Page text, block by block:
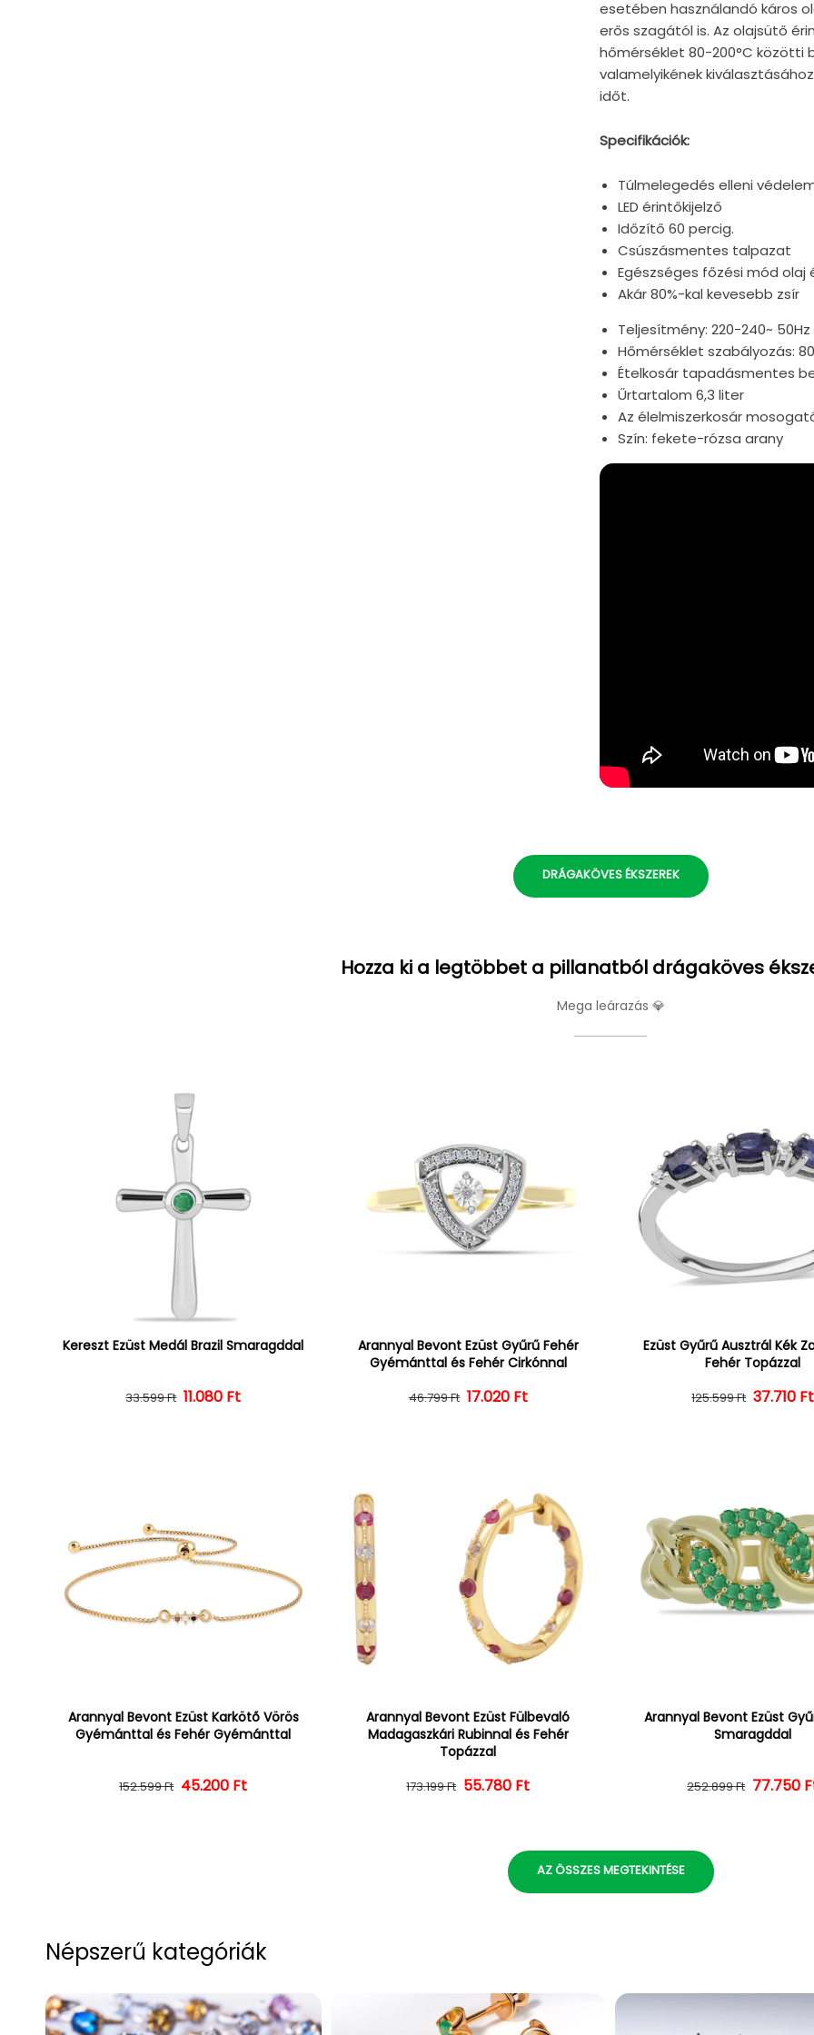
esetében használandó káros
erős szagától is. Az olajsütő
hőmérséklet 80-200°C közötti
valamelyikének
időt.
Specifikációk:
Túlmelegedés elleni
LED érintőkijelző
Időzítő 60 percig.
Csúszásmentes talpazat
Egészséges főzési mód olaj
Akár 80%-kal kevesebb zsír
Teljesítmény: 220-240~ 50Hz
Hőmérséklet szabályozás:
Ételkosár tapadásmentes
Űrtartalom 6,3 liter
Az élelmiszerkosár
Szín: fekete-rózsa arany
DRÁGAKÖVES ÉKSZEREK
Hozza ki a legtöbbet a pillanatból drágaköves
Mega leárazás 💎
Kereszt Ezüst Medál Brazil Smaragddal
Normál ár
33.599 Ft Kedvezményes ár
11.080 Ft
Arannyal Bevont Ezüst Gyűrű Fehér
Gyémánttal és Fehér Cirkónnal
Normál ár
46.799 Ft Kedvezményes ár
17.020 Ft
Ezüst Gyűrű Ausztrál Kék
Fehér Topázzal
Normál ár
125.599 Ft 37.710 Ft
Arannyal Bevont Ezüst Karkötő Vörös
Gyémánttal és Fehér Gyémánttal
Normál ár
152.599 Ft Kedvezményes ár
45.200 Ft
Arannyal Bevont Ezüst Fülbevaló
Madagaszkári Rubinnal és Fehér
Topázzal
Normál ár
173.199 Ft Kedvezményes ár
55.780 Ft
Arannyal Bevont Ezüst
Smaragddal
Normál
252.899 Ft 77.750
AZ ÖSSZES MEGTEKINTÉSE
Népszerű kategóriák